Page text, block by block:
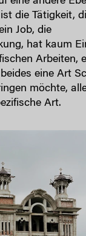
die Tätigkeit,
Job, die
hat kaum
Arbeiten,
eine Art
möchte,
Art.